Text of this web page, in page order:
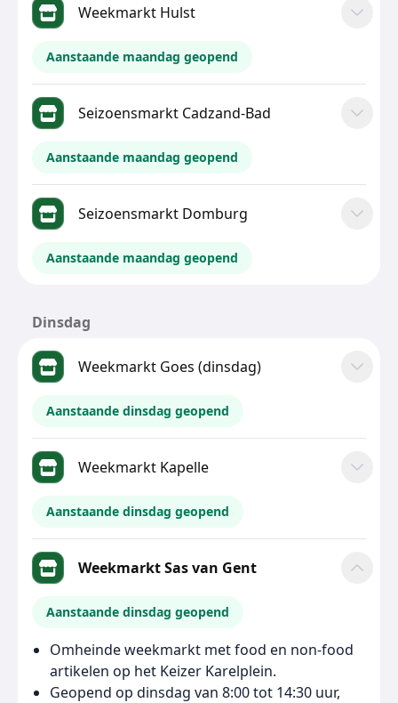
Weekmarkt Hulst
Aanstaande maandag geopend
Seizoensmarkt Cadzand-Bad
Aanstaande maandag geopend
Seizoensmarkt Domburg
Aanstaande maandag geopend
Dinsdag
Weekmarkt Goes (dinsdag)
Aanstaande dinsdag geopend
Weekmarkt Kapelle
Aanstaande dinsdag geopend
Weekmarkt Sas van Gent
Aanstaande dinsdag geopend
Omheinde weekmarkt met food en non-food
artikelen op het Keizer Karelplein.
Geopend op dinsdag van 8:00 tot 14:30 uur,